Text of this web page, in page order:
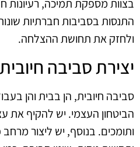
בצוות מספקת תמיכה, רעיונות
התנסות בסביבות חברתיות
ולחזק את תחושת ההצלחה.
יצירת סביבה חיובית
סביבה חיובית, הן בבית והן
הביטחון העצמי. יש להקיף את
ותומכים. בנוסף, יש ליצור מרחב